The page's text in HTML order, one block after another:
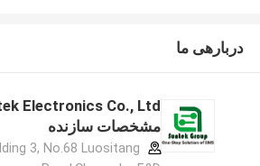
دربارهی ما
مشخصات سازنده
3, No.68 Luositang